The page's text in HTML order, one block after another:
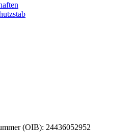
(OIB): 24436052952